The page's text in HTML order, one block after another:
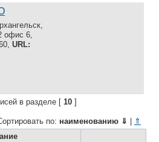
Флот
Форум
офис 6,
URL:
в разделе [ 10 ]
по: наименованию ⇓
⇑